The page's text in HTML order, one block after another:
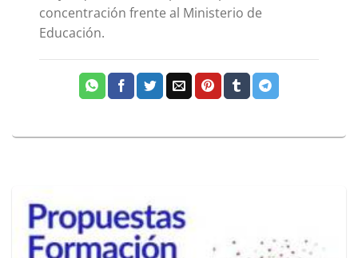
concentración frente al Ministerio de
Educación.